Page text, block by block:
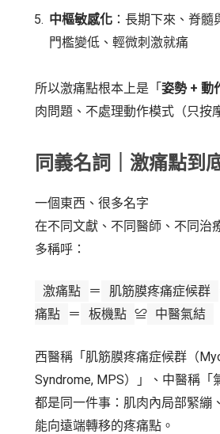
中樞敏感化 ：長期下來、脊
門檻變低、輕微刺激就痛
所以激痛點根本上是「 姿勢 + 動
肉問題、不處理動作模式（只按
同義名詞｜激痛點到
一個東西、很多名字
在不同文獻、不同醫師、不同治
多稱呼：
激痛點 ＝ 肌筋膜疼痛症候群
痛點
＝ 板機點 ≌ 中醫氣結
西醫稱「肌筋膜疼痛症候群（
Syndrome, MPS）」、中醫稱「
都是同一件事：肌肉內局部緊繃
能向遠端轉移的疼痛點。